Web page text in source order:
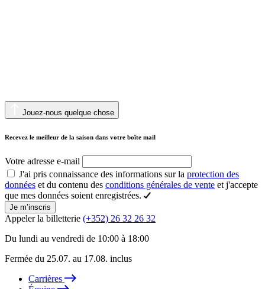
Jouez-nous quelque chose
Recevez le meilleur de la saison dans votre boîte mail
Votre adresse e-mail
J'ai pris connaissance des informations sur la protection des
données et du contenu des conditions générales de vente et j'accepte
que mes données soient enregistrées.
Je m’inscris
Appeler la billetterie (+352) 26 32 26 32
Du lundi au vendredi de 10:00 à 18:00
Fermée du 25.07. au 17.08. inclus
Carrières